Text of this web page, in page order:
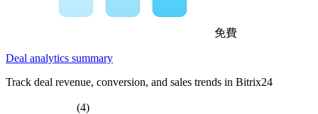
免費
Deal analytics summary
Track deal revenue, conversion, and sales trends in Bitrix24
(4)